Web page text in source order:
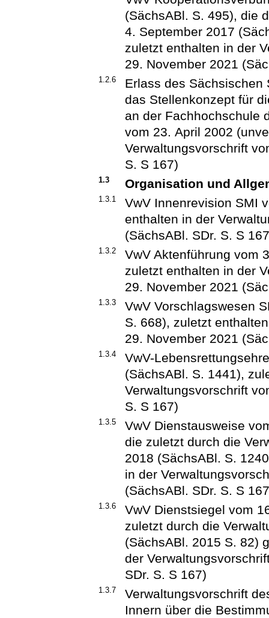
(SächsABl. S. 495), die
4. September 2017
zuletzt enthalten in der
29. November 2021
1.2.6
Erlass des Sächsischen
das Stellenkonzept für
an der Fachhochschule
vom 23. April 2002
Verwaltungsvorschrift
S. S 167)
1.3 Organisation und
1.3.1
VwV Innenrevision SMI
enthalten in der
(SächsABl. SDr. S. S
1.3.2
VwV Aktenführung vom
zuletzt enthalten in der
29. November 2021
1.3.3
VwV Vorschlagswesen
S. 668), zuletzt
29. November 2021
1.3.4
VwV-
(SächsABl. S. 1441),
Verwaltungsvorschrift
S. S 167)
1.3.5
VwV Dienstausweise
die zuletzt durch die
2018 (SächsABl. S.
in der
(SächsABl. SDr. S. S
1.3.6
VwV Dienstsiegel vom
zuletzt durch die
(SächsABl. 2015 S. 82)
der
SDr. S. S 167)
1.3.7
Verwaltungsvorschrift
Innern über die